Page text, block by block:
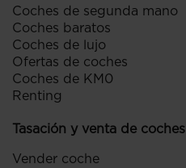
Coches de segunda mano
Coches baratos
Coches de lujo
Ofertas de coches
Coches de KM0
Renting
Tasación y venta de coches
Vender coche